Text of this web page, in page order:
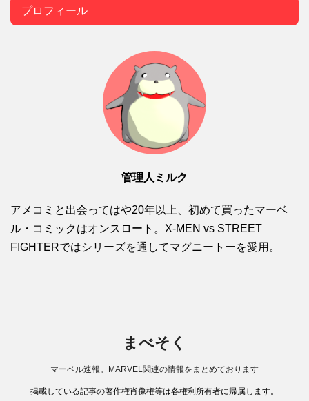
プロフィール
管理人ミルク
アメコミと出会ってはや20年以上、初めて買ったマーベ
ル・コミックはオンスロート。X-MEN vs STREET
FIGHTERではシリーズを通してマグニートーを愛用。
まべそく
マーベル速報。MARVEL関連の情報をまとめております
掲載している記事の著作権肖像権等は各権利所有者に帰属します。